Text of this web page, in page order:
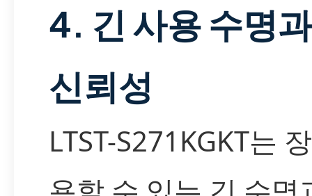
4. 긴 사용 수명
신뢰성
LTST-S271KGKT는